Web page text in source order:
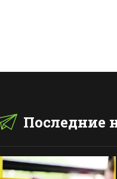
Последние